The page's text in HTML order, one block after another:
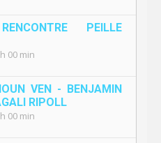
PEILLE
00 min
VEN - BENJAMIN
RIPOLL
00 min